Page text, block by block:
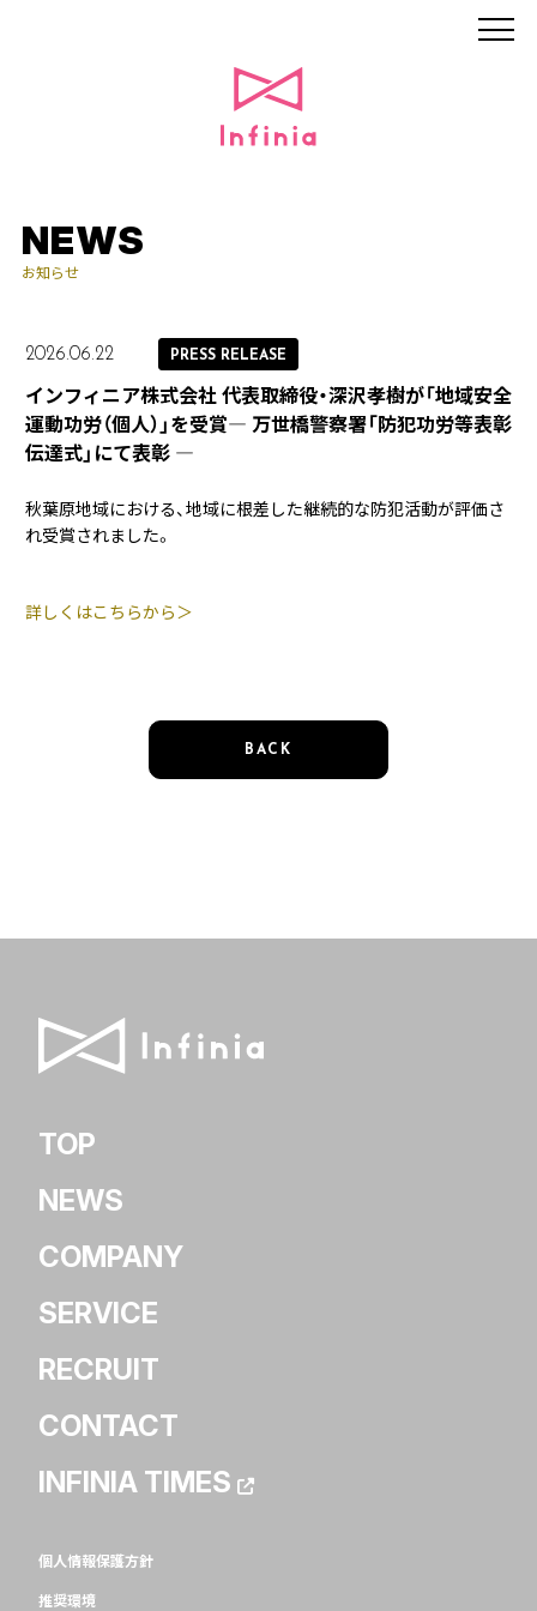
NEWS
お知らせ
2026.06.22 PRESS RELEASE
インフィニア株式会社 代表取締役・深沢孝樹が「地域安全
運動功労（個人）」を受賞— 万世橋警察署「防犯功労等表彰
伝達式」にて表彰 —
秋葉原地域における、地域に根差した継続的な防犯活動が評価さ
れ受賞されました。
詳しくはこちらから＞
BACK
TOP
NEWS
COMPANY
SERVICE
RECRUIT
CONTACT
INFINIA TIMES
個人情報保護方針
推奨環境